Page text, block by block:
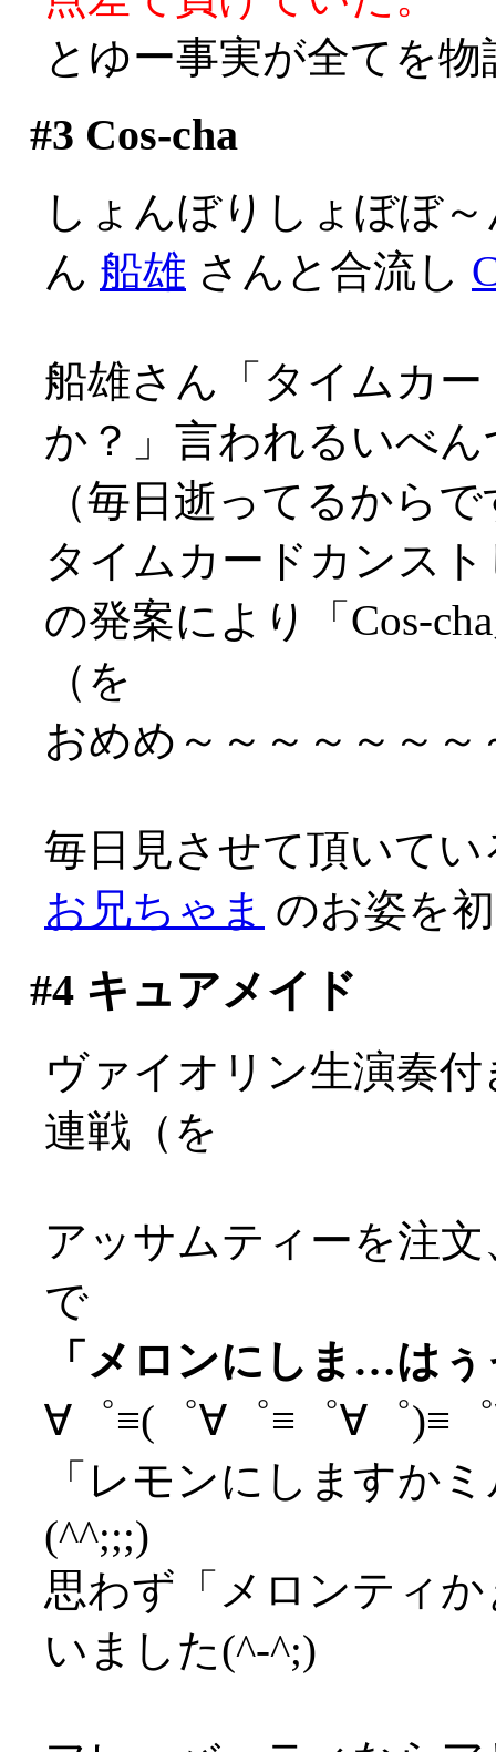
とゆー事実が全てを
#3 Cos-cha
しょんぼりしょぼぼ
ん 船雄 さんと合流し
船雄さん「タイムカ
か？」言われるいべ
（毎日逝ってるから
タイムカードカンス
の発案により「Cos-
（を
おめめ～～～～～～
毎日見させて頂いて
お兄ちゃま のお姿を
#4キュアメイド
ヴァイオリン生演奏
連戦（を
アッサムティーを注
で
「メロンにしま…はぅ
∀゜≡(゜∀゜≡゜∀゜)≡
「レモンにしますか
(^^;;;)
思わず「メロンティ
いました(^-^;)